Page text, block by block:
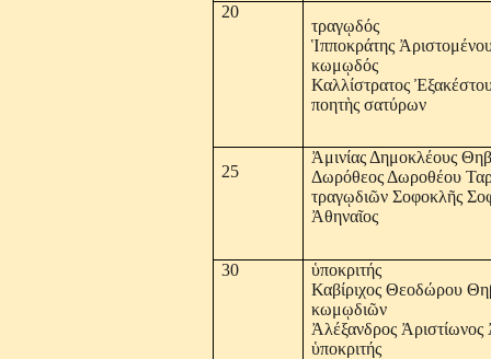
20
τραγῳδός
Ἱπποκράτης
κωμῳδός
Καλλίστρατος
ποητὴς σατύρων
25
Ἀμινίας Δημοκλέους
Δωρόθεος Δωροθέου
τραγῳδιῶν Σοφοκλῆς
Ἀθηναῖος
30
ὑποκριτής
Καβίριχος Θεοδώρου
κωμῳδιῶν
Ἀλέξανδρος Ἀριστίωνος
ὑποκριτής